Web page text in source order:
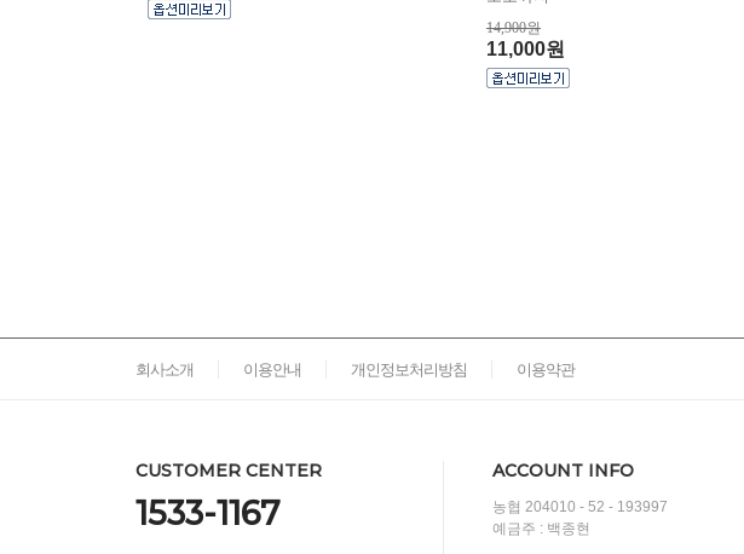
14,900원
11,000원
회사소개 이용안내 개인정보처리방침 이용약관
CUSTOMER CENTER
1533-1167
ACCOUNT INFO
농협 204010 - 52 - 193997
예금주 : 백종현